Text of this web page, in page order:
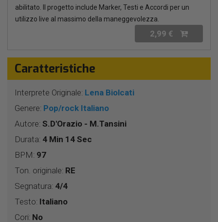
abilitato. Il progetto include Marker, Testi e Accordi per un
utilizzo live al massimo della maneggevolezza.
2,99 €
Caratteristiche
Interprete Originale: Lena Biolcati
Genere: Pop/rock Italiano
Autore: S.D'Orazio - M.Tansini
Durata: 4 Min 14 Sec
BPM: 97
Ton. originale: RE
Segnatura: 4/4
Testo: Italiano
Cori: No